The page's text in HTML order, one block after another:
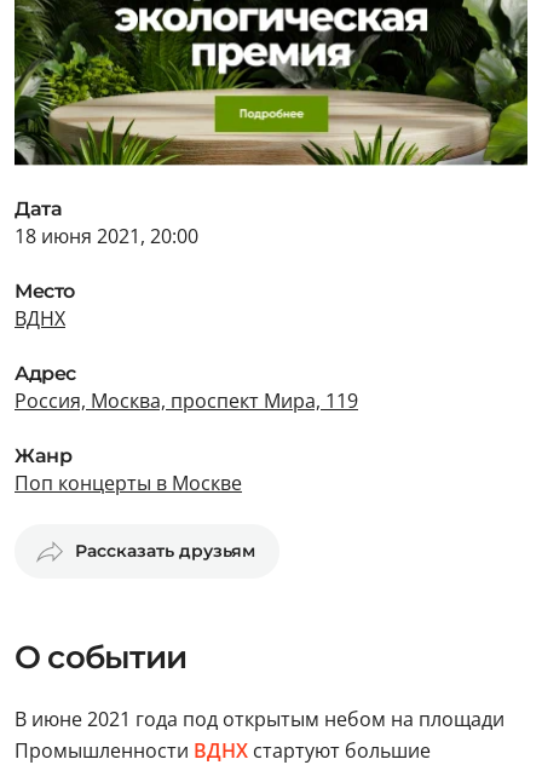
Дата
18 июня 2021, 20:00
Место
ВДНХ
Адрес
Россия, Москва, проспект Мира, 119
Жанр
Поп концерты в Москве
Рассказать друзьям
О событии
В июне 2021 года под открытым небом на площади
Промышленности ВДНХ стартуют большие